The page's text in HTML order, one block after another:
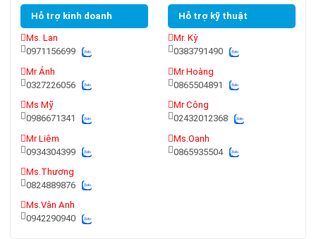
Hỗ trợ kinh doanh
Ms. Lan
0971156699
Mr Ánh
0327226056
Ms Mỹ
0986671341
Mr Liêm
0934304399
Ms.Thương
0824889876
Ms.Vân Anh
0942290940
Hỗ trợ kỹ thuật
Mr. Kỳ
0383791490
Mr Hoàng
0865504891
Mr Công
02432012368
Ms.Oanh
0865935504